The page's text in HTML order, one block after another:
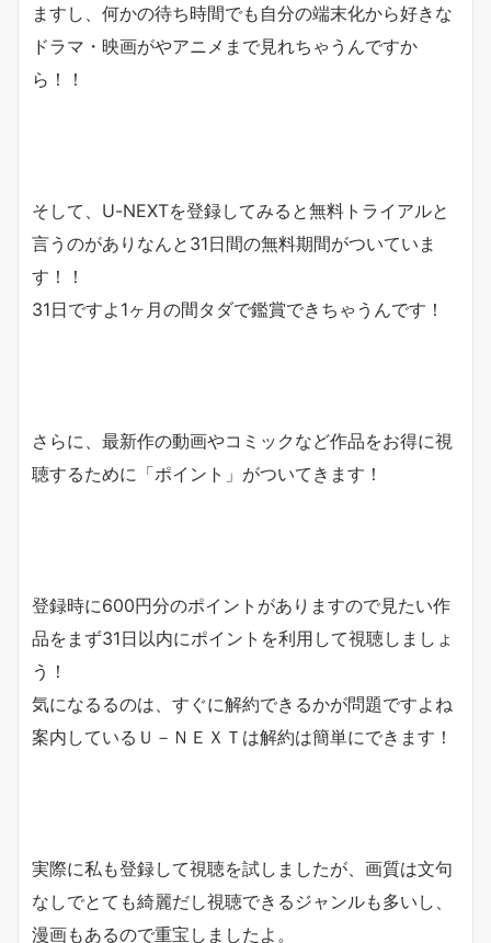
ますし、何かの待ち時間でも自分の端末化から好きな
ドラマ・映画がやアニメまで見れちゃうんですか
ら！！
そして、U-NEXTを登録してみると無料トライアルと
言うのがありなんと 31日間の無料期間がついていま
す！！
31日ですよ1ヶ月の間タダで鑑賞できちゃうんです！
さらに、最新作の動画やコミックなど作品をお得に視
聴するために「ポイント 」がついてきます！
登録時に600円分のポイントがありますので見たい作
品をまず31日以内にポイントを利用して視聴しましょ
う！
気になるるのは、すぐに解約できるかが問題ですよね
案内しているＵ－ＮＥＸＴは解約は簡単にできます！
実際に私も登録して視聴を試しましたが、画質は文句
なしでとても綺麗だし視聴できるジャンルも多いし、
漫画もあるので重宝しましたよ。